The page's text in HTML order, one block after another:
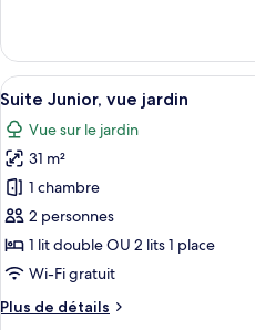
&
Balcony
le
type
de
Suite
Acropolis
View
&
Balcony
Afficher
toutes
les
photos
pour
ce
type
de
chambre :
Suite
4
Suite Junior, vue jardin
Vue sur le jardin
31 m²
1 chambre
2 personnes
1 lit double OU 2 lits 1 place
Wi-Fi gratuit
Plus de détails
Plus